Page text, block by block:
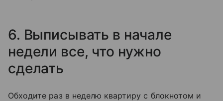
6. Выписывать в начале
недели все, что нужно
сделать
Обходите раз в неделю квартиру с блокнотом и